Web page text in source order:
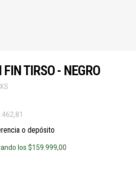
TIRSO - NEGRO
o depósito
los$159.999,00